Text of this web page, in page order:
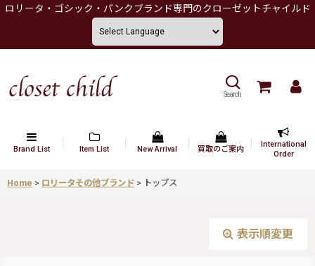
ロリータ・ゴシック・パンクブランド専門のクローゼットチャイルド
Search
Brand List Item List New Arrival 買取のご案内
International
Order
Home > ロリータその他ブランド > トップス
表示順変更